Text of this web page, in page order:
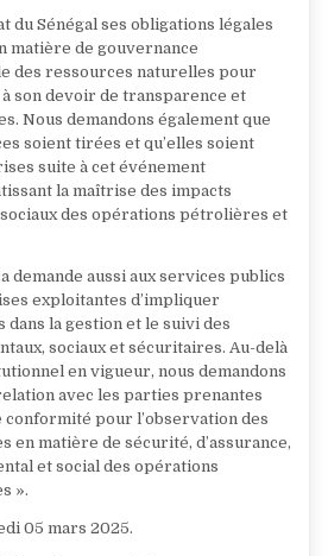
du Sénégal ses obligations légales
matière de gouvernance
des ressources naturelles pour
son devoir de transparence et
Nous demandons également que
soient tirées et qu’elles soient
suite à cet événement
la maîtrise des impacts
des opérations pétrolières et
demande aussi aux services publics
exploitantes d’impliquer
dans la gestion et le suivi des
sociaux et sécuritaires. Au-delà
en vigueur, nous demandons
avec les parties prenantes
conformité pour l’observation des
en matière de sécurité, d’assurance,
et social des opérations
».
05 mars 2025.